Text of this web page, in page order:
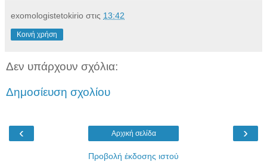
exomologistetokirio στις 13:42
Κοινή χρήση
Δεν υπάρχουν σχόλια:
Δημοσίευση σχολίου
‹ ›
Αρχική σελίδα
Προβολή έκδοσης ιστού